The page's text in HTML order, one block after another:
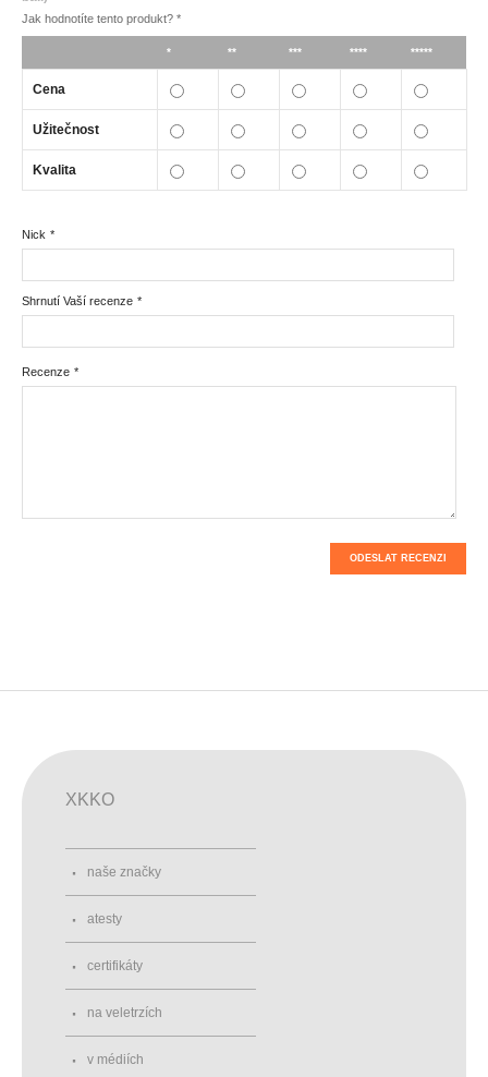
Jak hodnotíte tento produkt? *
* ** *** **** *****
Cena
Užitečnost
Kvalita
*
Nick
*
Shrnutí Vaší recenze
*
Recenze
ODESLAT RECENZI
XKKO
naše značky
atesty
certifikáty
na veletrzích
v médiích